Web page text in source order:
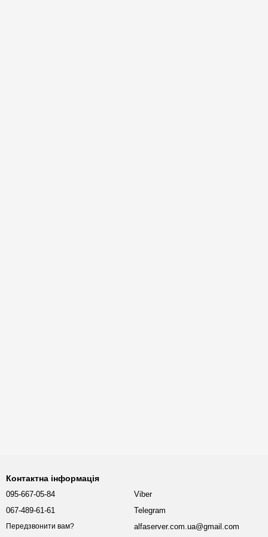
Контактна інформація
095-667-05-84
067-489-61-61
Передзвонити вам?
Viber
Telegram
alfaserver.com.ua@gmail.com